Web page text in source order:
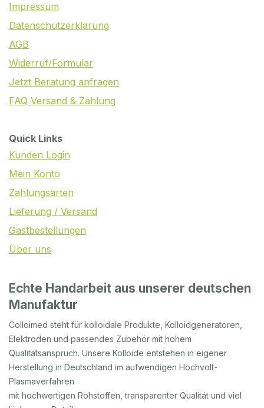
Impressum
Datenschutzerklärung
AGB
Widerruf/Formular
Jetzt Beratung anfragen
FAQ Versand & Zahlung
Quick Links
Kunden Login
Mein Konto
Zahlungsarten
Lieferung / Versand
Gastbestellungen
Über uns
Echte Handarbeit aus unserer deutschen
Manufaktur
Colloimed steht für kolloidale Produkte, Kolloidgeneratoren,
Elektroden und passendes Zubehör mit hohem
Qualitätsanspruch. Unsere Kolloide entstehen in eigener
Herstellung in Deutschland im aufwendigen Hochvolt-
Plasmaverfahren
mit hochwertigen Rohstoffen, transparenter Qualität und viel